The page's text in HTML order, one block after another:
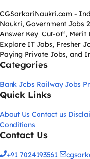
CGSarkariNaukri.com -
Naukri, Government Jobs
Answer Key, Cut-off, Merit
Explore IT Jobs, Fresher
Paying Private Jobs, and
Categories
Bank Jobs Railway Jobs
Quick Links
About Us Contact us
Conditions
Contact Us
+91 7024193561